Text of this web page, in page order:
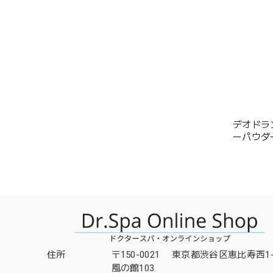
デオドラ
ーパウダ
住所
〒150-0021 東京都渋谷区恵比寿西
風の館103